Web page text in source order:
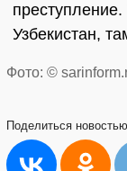
Узбекистан,
Фото: ©
Поделиться